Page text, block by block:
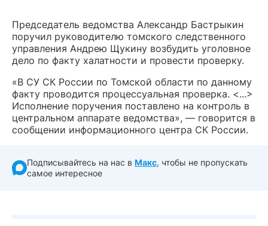
Председатель ведомства Александр Бастрыкин
поручил руководителю томского следственного
управления Андрею Щукину возбудить уголовное
дело по факту халатности и провести проверку.
«В СУ СК России по Томской области по данному
факту проводится процессуальная проверка. <...>
Исполнение поручения поставлено на контроль в
центральном аппарате ведомства», — говорится в
сообщении информационного центра СК России.
Подписывайтесь на нас в Макс, чтобы не пропускать
самое интересное